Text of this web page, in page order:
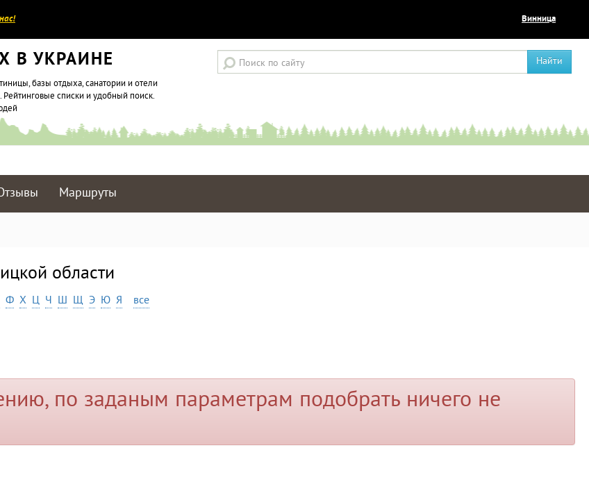
Винница
В УКРАИНЕ
базы отдыха, санатории и отели
списки и удобный поиск.
Найти
Маршруты
области
Ф Х Ц Ч Ш Щ Э Ю Я все
по заданым параметрам подобрать ничего не